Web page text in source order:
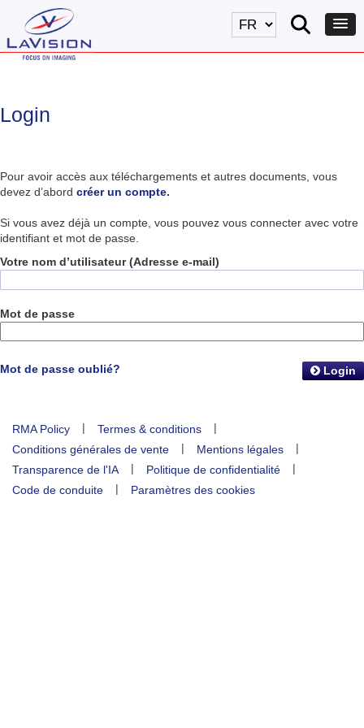
Login
Pour avoir accès aux téléchargements et autres documents, vous
devez d’abord créer un compte.
Si vous avez déjà un compte, vous pouvez vous connecter avec votre
identifiant et mot de passe.
Votre nom d’utilisateur (Adresse e-mail)
Mot de passe
Mot de passe oublié? Login
RMA Policy | Termes & conditions
|
Conditions générales de vente
| Mentions légales
|
Transparence de l'IA
| Politique de confidentialité
|
Code de conduite
| Paramètres des cookies